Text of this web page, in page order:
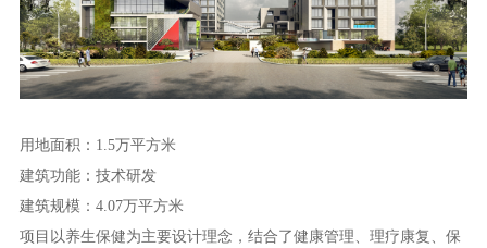
用地面积：1.5万平方米
建筑功能：技术研发
建筑规模：4.07万平方米
项目以养生保健为主要设计理念，结合了健康管理、理疗康复、保